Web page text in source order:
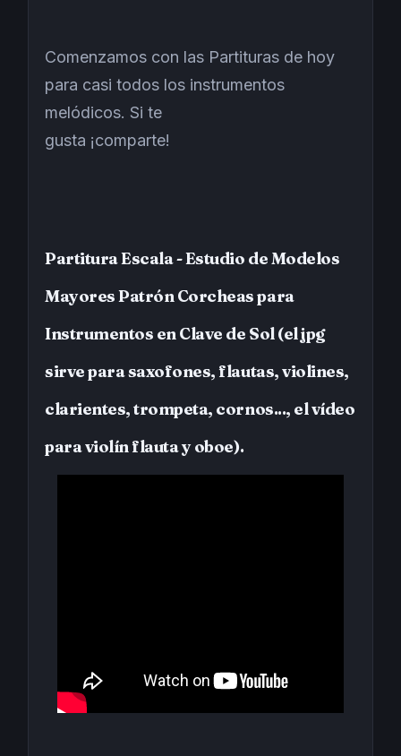
Comenzamos con las Partituras de hoy
para casi todos los instrumentos
melódicos. Si te
gusta ¡comparte!
Partitura Escala - Estudio de Modelos
Mayores Patrón Corcheas para
Instrumentos en Clave de Sol (el jpg
sirve para saxofones, flautas, violines,
clarientes, trompeta, cornos..., el vídeo
para violín flauta y oboe).